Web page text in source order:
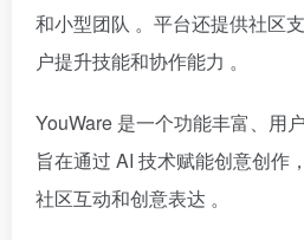
和小型团队 。平台还提供社区
户提升技能和协作能力 。
YouWare 是一个功能丰富、用
旨在通过 AI 技术赋能创意创作
社区互动和创意表达 。